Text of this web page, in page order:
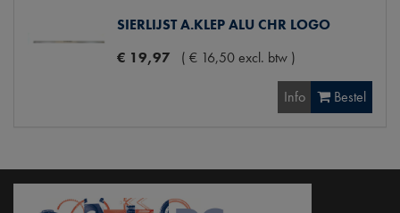
SIERLIJST A.KLEP ALU CHR LOGO
€ 19,97 ( € 16,50excl. btw )
Info Bestel